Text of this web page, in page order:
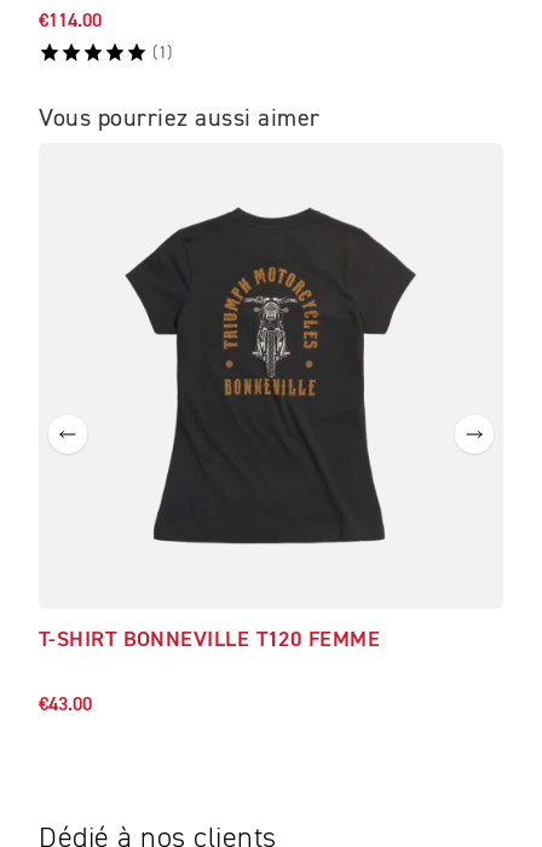
€114.00
( 1 )
Vous pourriez aussi aimer
T-SHIRT BONNEVILLE T120 FEMME
€43.00
Dédié à nos clients